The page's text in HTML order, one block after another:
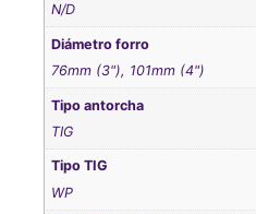
N/D
Diámetro forro
76mm (3"), 101mm (4")
Tipo antorcha
TIG
Tipo TIG
WP